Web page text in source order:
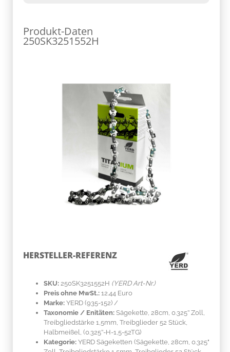
SKU: 250SK3251552H (YERD Art-Nr.)
/
Taxonomie / Enitäten:
Sägekette, 28cm, 0.325’’ Zoll,
Treibgliedstärke 1,5mm, Treibglieder 52 Stück,
Halbmeißel, (0.325’’-H-1,5-52TG)
Kategorie:
YERD Sägeketten (Sägekette, 28cm, 0.325"
Zoll, Treibgliedstärke 1,5mm, Treibglieder 52 Stück,
Halbmeißel, (0.325" - H - 1,5 - 52TG))
Angaben zur Produktsicherheit